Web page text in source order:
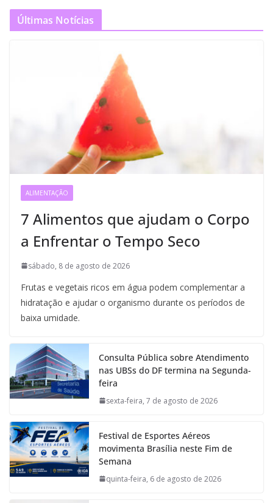
Últimas Notícias
ALIMENTAÇÃO
7 Alimentos que ajudam o Corpo
a Enfrentar o Tempo Seco
sábado, 8 de agosto de 2026
Frutas e vegetais ricos em água podem complementar a
hidratação e ajudar o organismo durante os períodos de
baixa umidade.
Consulta Pública sobre Atendimento
nas UBSs do DF termina na Segunda-
feira
sexta-feira, 7 de agosto de 2026
Festival de Esportes Aéreos
movimenta Brasília neste Fim de
Semana
quinta-feira, 6 de agosto de 2026